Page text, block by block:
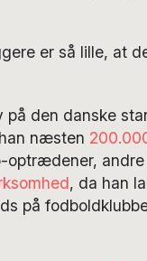
er så lille, at
den danske
næsten
andre
, da han
på